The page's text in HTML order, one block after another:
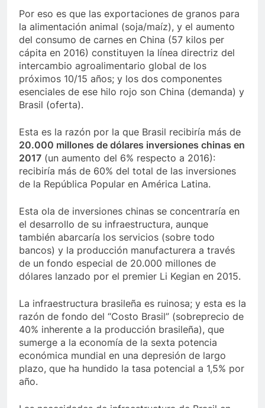
Por eso es que las exportaciones de granos para
la alimentación animal (soja/maíz), y el aumento
del consumo de carnes en China (57 kilos per
cápita en 2016) constituyen la línea directriz del
intercambio agroalimentario global de los
próximos 10/15 años; y los dos componentes
esenciales de ese hilo rojo son China (demanda) y
Brasil (oferta).
Esta es la razón por la que Brasil recibiría más de
20.000 millones de dólares inversiones chinas en
2017 (un aumento del 6% respecto a 2016):
recibiría más de 60% del total de las inversiones
de la República Popular en América Latina.
Esta ola de inversiones chinas se concentraría en
el desarrollo de su infraestructura, aunque
también abarcaría los servicios (sobre todo
bancos) y la producción manufacturera a través
de un fondo especial de 20.000 millones de
dólares lanzado por el premier Li Kegian en 2015.
La infraestructura brasileña es ruinosa; y esta es la
razón de fondo del “Costo Brasil” (sobreprecio de
40% inherente a la producción brasileña), que
sumerge a la economía de la sexta potencia
económica mundial en una depresión de largo
plazo, que ha hundido la tasa potencial a 1,5% por
año.